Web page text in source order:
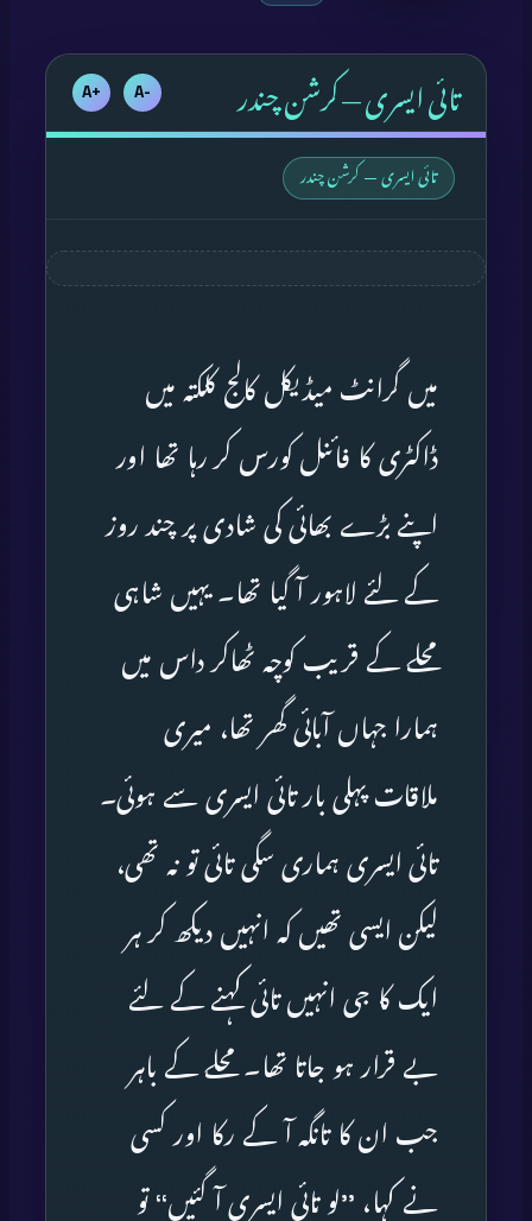
تائی ایسری — کرشن چندر -A
+A
تائی ایسری — کرشن چندر
میں گرانٹ میڈیکل کالج کلکتہ میں
ڈاکٹری کا فائنل کورس کر رہا تھا اور
اپنے بڑے بھائی کی شادی پر چند روز
کے لئے لاہور آ گیا تھا۔ یہیں شاہی
محلے کے قریب کوچہ ٹھاکر داس میں
ہمارا جہاں آبائی گھر تھا، میری
ملاقات پہلی بار تائی ایسری سے ہوئی۔
تائی ایسری ہماری سگی تائی تو نہ تھی،
لیکن ایسی تھیں کہ انہیں دیکھ کر ہر
ایک کا جی انہیں تائی کہنے کے لئے
بے قرار ہو جاتا تھا۔ محلے کے باہر
جب ان کا تانگہ آ کے رکا اور کسی
نے کہا، ’’لو تائی ایسری آ گئیں‘‘ تو